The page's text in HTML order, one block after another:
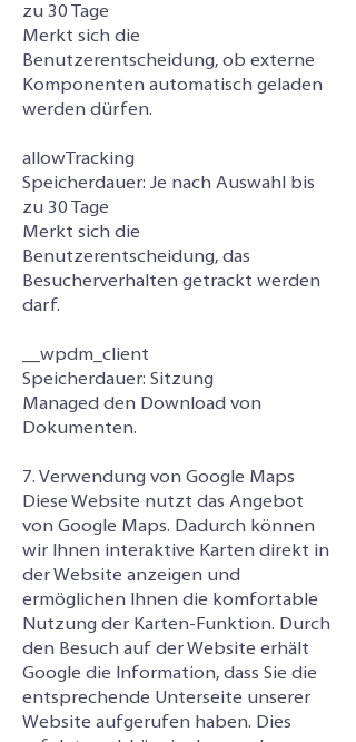
zu 30 Tage
Merkt sich die
Benutzerentscheidung, ob externe
Komponenten automatisch geladen
werden dürfen.
allowTracking
Speicherdauer: Je nach Auswahl bis
zu 30 Tage
Merkt sich die
Benutzerentscheidung, das
Besucherverhalten getrackt werden
darf.
__wpdm_client
Speicherdauer: Sitzung
Managed den Download von
Dokumenten.
7. Verwendung von Google Maps
Diese Website nutzt das Angebot
von Google Maps. Dadurch können
wir Ihnen interaktive Karten direkt in
der Website anzeigen und
ermöglichen Ihnen die komfortable
Nutzung der Karten-Funktion. Durch
den Besuch auf der Website erhält
Google die Information, dass Sie die
entsprechende Unterseite unserer
Website aufgerufen haben. Dies